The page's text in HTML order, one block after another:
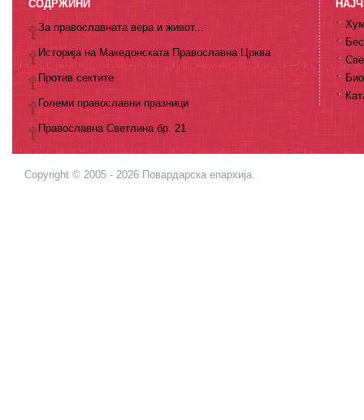
СОДРЖИНИ
За православната вера и живот...
Историја на Македонската Православна Црква
Против сектите
Големи православни празници
Православна Светлина бр. 21
Copyright © 2005 - 2026 Повардарска епархија.